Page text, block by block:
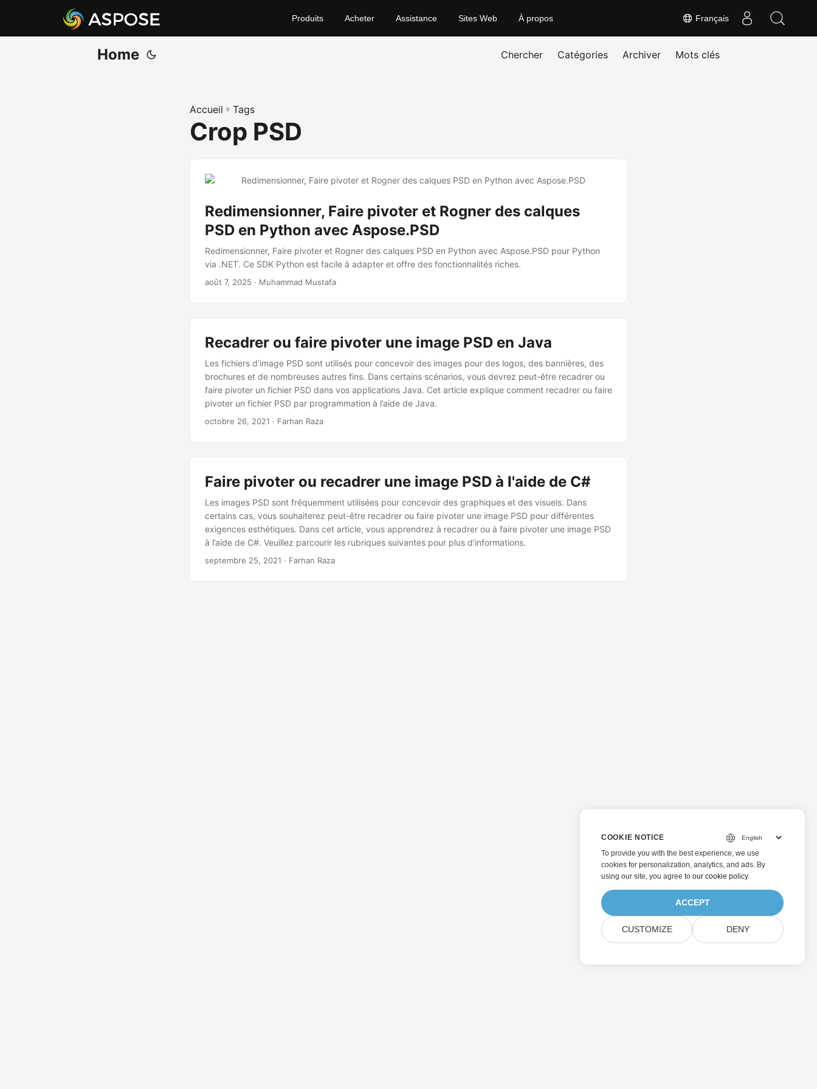
Français
Produits Acheter Assistance Sites Web À propos
Home Chercher Catégories Archiver Mots clés
Accueil » Tags
Crop PSD
Redimensionner, Faire pivoter et Rogner des calques
PSD en Python avec Aspose.PSD
Redimensionner, Faire pivoter et Rogner des calques PSD en Python avec Aspose.PSD pour Python
via .NET. Ce SDK Python est facile à adapter et offre des fonctionnalités riches.
août 7, 2025 · Muhammad Mustafa
Recadrer ou faire pivoter une image PSD en Java
Les fichiers d’image PSD sont utilisés pour concevoir des images pour des logos, des bannières, des
brochures et de nombreuses autres fins. Dans certains scénarios, vous devrez peut-être recadrer ou
faire pivoter un fichier PSD dans vos applications Java. Cet article explique comment recadrer ou faire
pivoter un fichier PSD par programmation à l’aide de Java.
octobre 26, 2021 · Farhan Raza
Faire pivoter ou recadrer une image PSD à l'aide de C#
Les images PSD sont fréquemment utilisées pour concevoir des graphiques et des visuels. Dans
certains cas, vous souhaiterez peut-être recadrer ou faire pivoter une image PSD pour différentes
exigences esthétiques. Dans cet article, vous apprendrez à recadrer ou à faire pivoter une image PSD
à l’aide de C#. Veuillez parcourir les rubriques suivantes pour plus d’informations.
septembre 25, 2021 · Farhan Raza
COOKIE NOTICE
To provide you with the best experience, we use
cookies for personalization, analytics, and ads. By
using our site, you agree to our cookie policy.
ACCEPT
CUSTOMIZE DENY